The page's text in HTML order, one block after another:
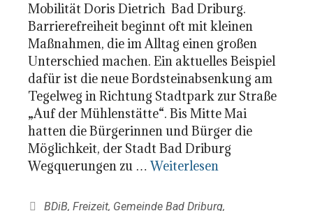
Mobilität Doris Dietrich Bad Driburg.
Barrierefreiheit beginnt oft mit kleinen
Maßnahmen, die im Alltag einen großen
Unterschied machen. Ein aktuelles Beispiel
dafür ist die neue Bordsteinabsenkung am
Tegelweg in Richtung Stadtpark zur Straße
„Auf der Mühlenstätte“. Bis Mitte Mai
hatten die Bürgerinnen und Bürger die
Möglichkeit, der Stadt Bad Driburg
Wegquerungen zu …Weiterlesen
Kategorien
BDiB, Freizeit, Gemeinde Bad Driburg,